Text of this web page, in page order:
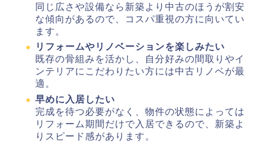
同じ広さや設備なら新築より中古のほうが割安
な傾向があるので、コスパ重視の方に向いてい
ます。
リフォームやリノベーションを楽しみたい
既存の骨組みを活かし、自分好みの間取りやイ
ンテリアにこだわりたい方には中古リノベが最
適。
早めに入居したい
完成を待つ必要がなく、物件の状態によっては
リフォーム期間だけで入居できるので、新築よ
りスピード感があります。